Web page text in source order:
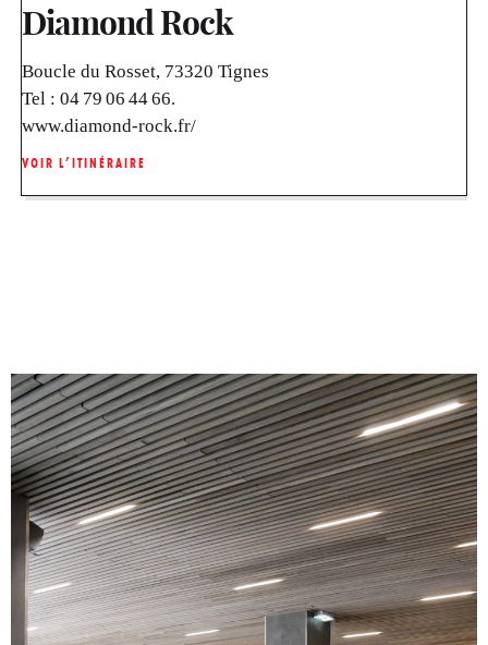
Diamond Rock
Boucle du Rosset, 73320 Tignes
Tel : 04 79 06 44 66.
www.diamond-rock.fr/
VOIR L’ITINÉRAIRE